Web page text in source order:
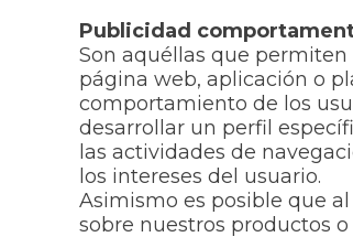
Publicidad
Son aquéllas que
página web, aplicación o
comportamiento de los
desarrollar un perfil
las actividades de
los intereses del usuario.
Asimismo es posible que
sobre nuestros productos